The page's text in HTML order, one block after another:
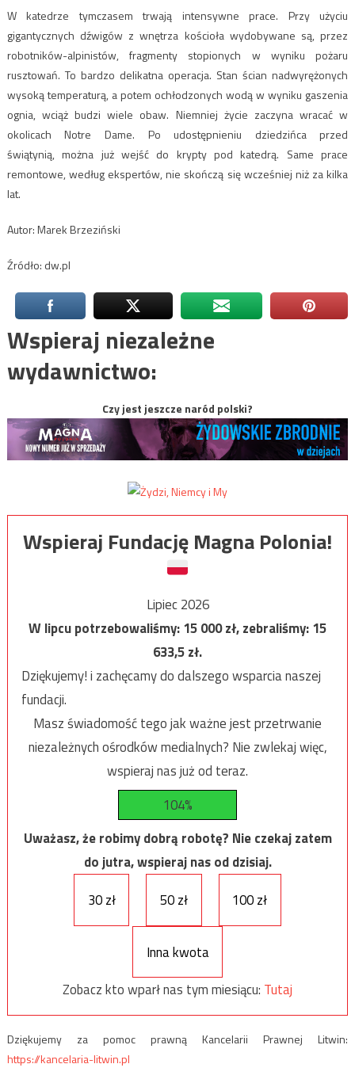
W katedrze tymczasem trwają intensywne prace. Przy użyciu
gigantycznych dźwigów z wnętrza kościoła wydobywane są, przez
robotników-alpinistów, fragmenty stopionych w wyniku pożaru
rusztowań. To bardzo delikatna operacja. Stan ścian nadwyrężonych
wysoką temperaturą, a potem ochłodzonych wodą w wyniku gaszenia
ognia, wciąż budzi wiele obaw. Niemniej życie zaczyna wracać w
okolicach Notre Dame. Po udostępnieniu dziedzińca przed
świątynią, można już wejść do krypty pod katedrą. Same prace
remontowe, według ekspertów, nie skończą się wcześniej niż za kilka
lat.
Autor: Marek Brzeziński
Źródło: dw.pl
Wspieraj niezależne
wydawnictwo:
Czy jest jeszcze naród polski?
Wspieraj Fundację Magna Polonia!
Lipiec 2026
W lipcu potrzebowaliśmy:15 000zł, zebraliśmy:15
633,5zł.
Dziękujemy! i zachęcamy do dalszego wsparcia naszej
fundacji.
Masz świadomość tego jak ważne jest przetrwanie
niezależnych ośrodków medialnych? Nie zwlekaj więc,
wspieraj nas już od teraz.
104%
Uważasz, że robimy dobrą robotę? Nie czekaj zatem
do jutra, wspieraj nas od dzisiaj.
30 zł
50 zł 100 zł
Inna kwota
Zobacz kto wparł nas tym miesiącu: Tutaj
Dziękujemy za pomoc prawną Kancelarii Prawnej Litwin:
https://kancelaria-litwin.pl